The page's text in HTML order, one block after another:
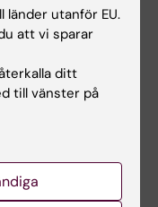
mot
utanför EU.
att vi sparar
ditt
till vänster på